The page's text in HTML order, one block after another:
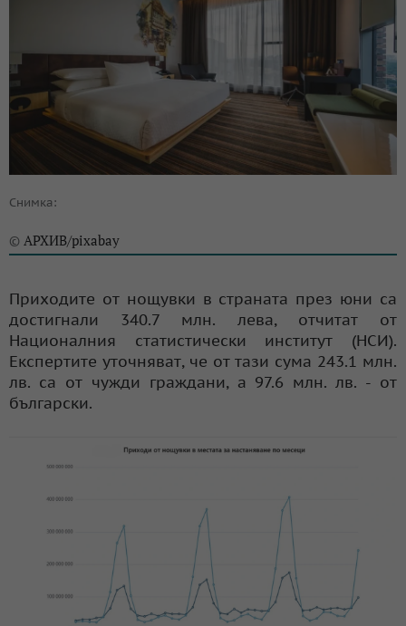
Снимка:
© АРХИВ/pixabay
Приходите от нощувки в страната през юни са
достигнали 340.7 млн. лева, отчитат от
Националния статистически институт (НСИ).
Експертите уточняват, че от тази сума 243.1 млн.
лв. са от чужди граждани, а 97.6 млн. лв. - от
български.